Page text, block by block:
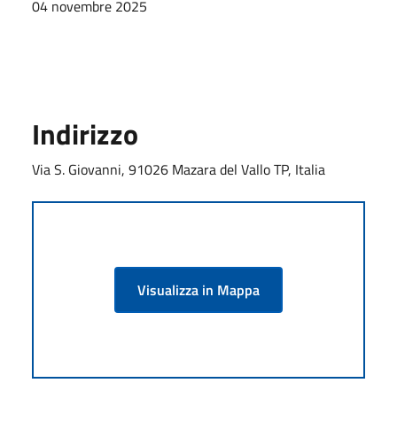
04 novembre 2025
Indirizzo
Via S. Giovanni, 91026 Mazara del Vallo TP, Italia
Visualizza in Mappa